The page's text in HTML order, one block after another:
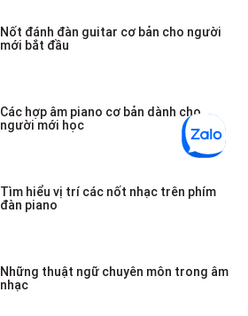
Nốt đánh đàn guitar cơ bản cho người
mới bắt đầu
Các hợp âm piano cơ bản dành cho
người mới học
Tìm hiểu vị trí các nốt nhạc trên phím
đàn piano
Những thuật ngữ chuyên môn trong âm
nhạc